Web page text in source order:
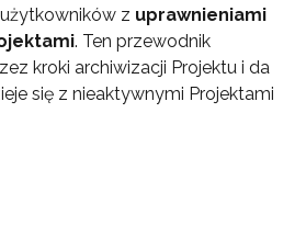
z uprawnieniami
. Ten przewodnik
kroki archiwizacji Projektu i da
się z nieaktywnymi Projektami